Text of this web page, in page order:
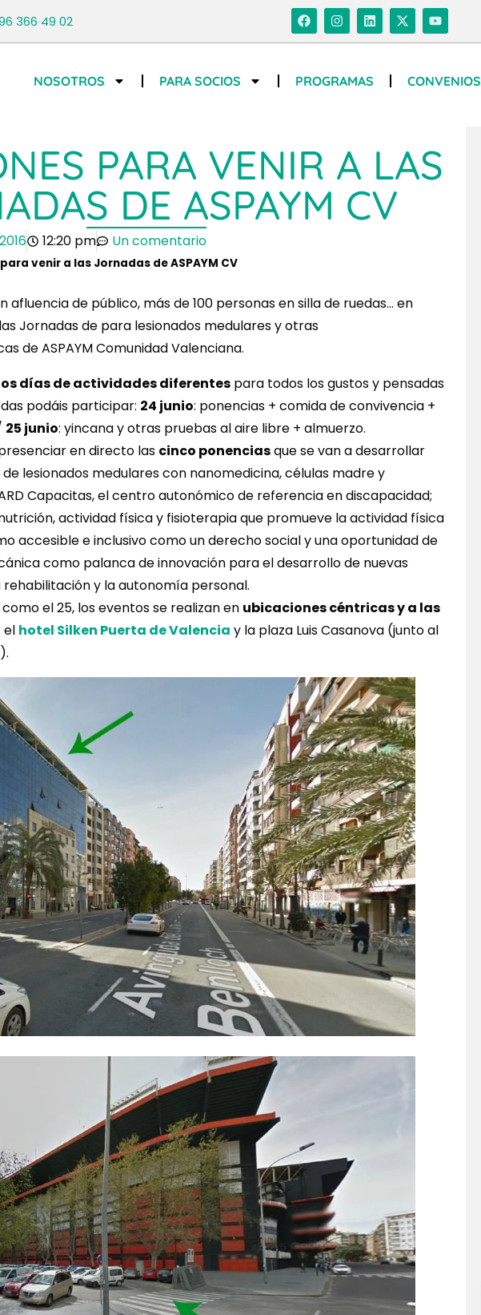
366 49 02
NOSOTROS PARA SOCIOS PROGRAMAS CONVENIOS
PARA VENIR A LAS
DE ASPAYM CV
12:20 pm Un comentario
venir a las Jornadas de ASPAYM CV
afluencia de público, más de 100 personas en silla de ruedas… en
Jornadas de para lesionados medulares y otras
de ASPAYM Comunidad Valenciana.
días de actividades diferentespara todos los gustos y pensadas
podáis participar: 24 junio: ponencias + comida de convivencia +
25 junio: yincana y otras pruebas al aire libre + almuerzo.
en directo las cinco ponenciasque se van a desarrollar
lesionados medulares con nanomedicina, células madre y
Capacitas, el centro autonómico de referencia en discapacidad;
actividad física y fisioterapia que promueve la actividad física
accesible e inclusivo como un derecho social y una oportunidad de
como palanca de innovación para el desarrollo de nuevas
y la autonomía personal.
el 25, los eventos se realizan en ubicaciones céntricas y a las
el hotel Silken Puerta de Valencia y la plaza Luis Casanova (junto al